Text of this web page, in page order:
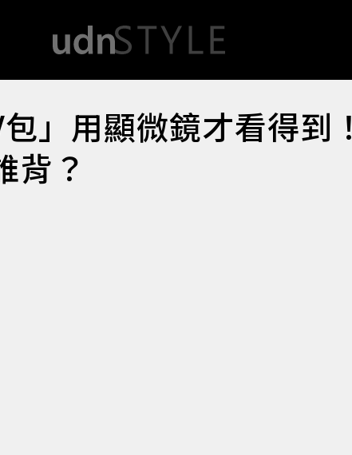
」用顯微鏡才看得到！
背？